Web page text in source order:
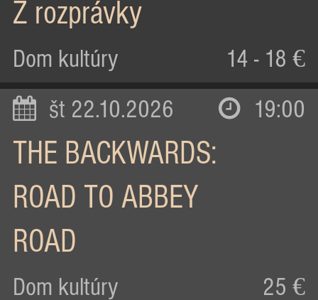
Z rozprávky
Dom kultúry 14 - 18 €
št 22.10.2026 19:00
THE BACKWARDS:
ROAD TO ABBEY
ROAD
Dom kultúry 25 €